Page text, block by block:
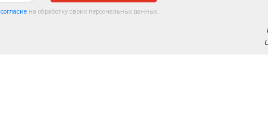
согласиена обработку своих персональных данных.